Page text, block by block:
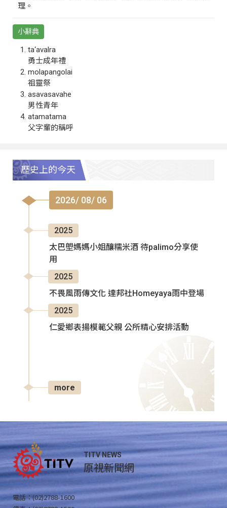
理。
小辭典
ta‘avalra
勇士成年禮
molapangolai
祖靈祭
asavasavahe
男性青年
atamatama
父字輩的稱呼
歷史上的今天
2026/ 08/ 06
2025
太巴塱媽媽小姐釀糯米酒 待palimo分享使
用
2025
不畏風雨傳文化 達邦社Homeyaya雨中登場
2025
仁愛鄉表揚模範父親 公所精心安排活動
more
TITV NEWS
原視新聞網
電話：(02)2788-1600